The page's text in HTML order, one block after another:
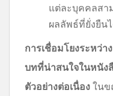
แต่ละบุคคลสา
ผลลัพธ์ที่ยั่งยืน
การเชื่อมโยงระหว่า
บทที่น่าสนใจในหนั
ตัวอย่างต่อเนื่องในข